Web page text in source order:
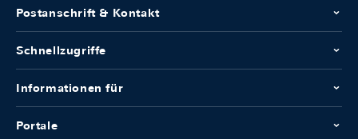
Postanschrift & Kontakt
Schnellzugriffe
Informationen für
Portale